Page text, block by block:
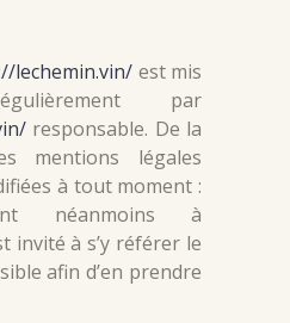
lechemin.vin/ est mis
par
responsable. De la
mentions légales
à tout moment :
néanmoins à
invité à s’y référer le
afin d’en prendre